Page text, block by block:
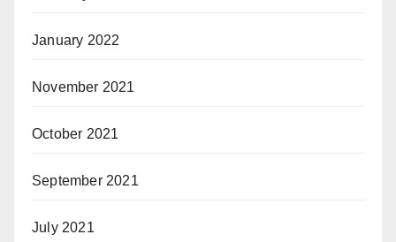
January 2022
November 2021
October 2021
September 2021
July 2021